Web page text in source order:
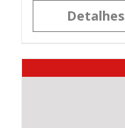
Detalhes